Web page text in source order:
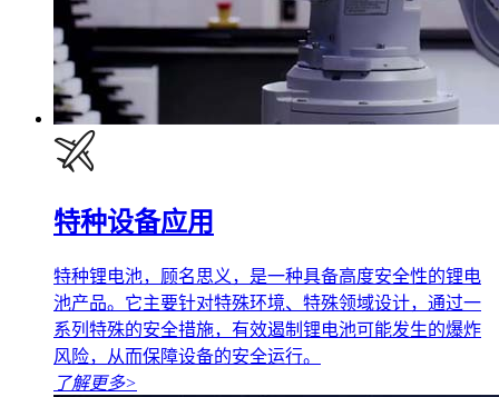
特种设备应用
特种锂电池，顾名思义，是一种具备高度安全性的锂电
池产品。它主要针对特殊环境、特殊领域设计，通过一
系列特殊的安全措施，有效遏制锂电池可能发生的爆炸
风险，从而保障设备的安全运行。
了解更多>